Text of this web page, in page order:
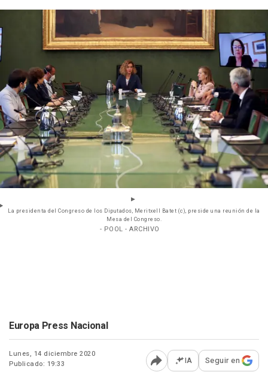
La presidenta del Congreso de los Diputados, Meritxell Batet (c), preside una reunión de la
Mesa del Congreso.
- POOL - ARCHIVO
Europa Press Nacional
Lunes, 14 diciembre 2020
Publicado: 19:33
Abrir opciones para
IA Seguir en